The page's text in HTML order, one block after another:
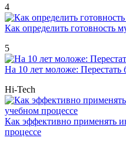
4
Как определить готовность
5
На 10 лет моложе: Перестать
Hi-Tech
Как эффективно применять
процессе